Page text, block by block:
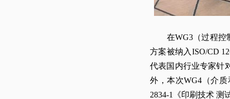
在WG3（过程控制
方案被纳入ISO/CD
代表国内行业专家针
外，本次WG4（介
2834-1《印刷技术 测